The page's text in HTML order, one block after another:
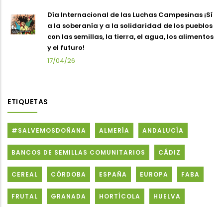
Día Internacional de las Luchas Campesinas ¡Sí
a la soberanía y a la solidaridad de los pueblos
con las semillas, la tierra, el agua, los alimentos
y el futuro!
17/04/26
ETIQUETAS
#SALVEMOSDOÑANA ALMERÍA ANDALUCÍA
BANCOS DE SEMILLAS COMUNITARIOS CÁDIZ
CEREAL CÓRDOBA ESPAÑA EUROPA FABA
FRUTAL GRANADA HORTÍCOLA HUELVA